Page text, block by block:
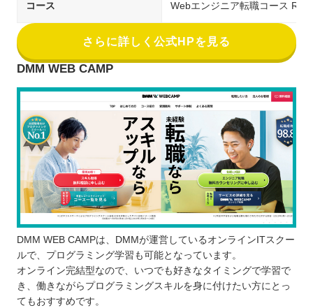
コース Webエンジニア転職コース
さらに詳しく公式HPを見る
DMM WEB CAMP
DMM WEB CAMPは、DMMが運営しているオンラインITスクー
ルで、プログラミング学習も可能となっています。
オンライン完結型なので、いつでも好きなタイミングで学習で
き、働きながらプログラミングスキルを身に付けたい方にとっ
てもおすすめです。